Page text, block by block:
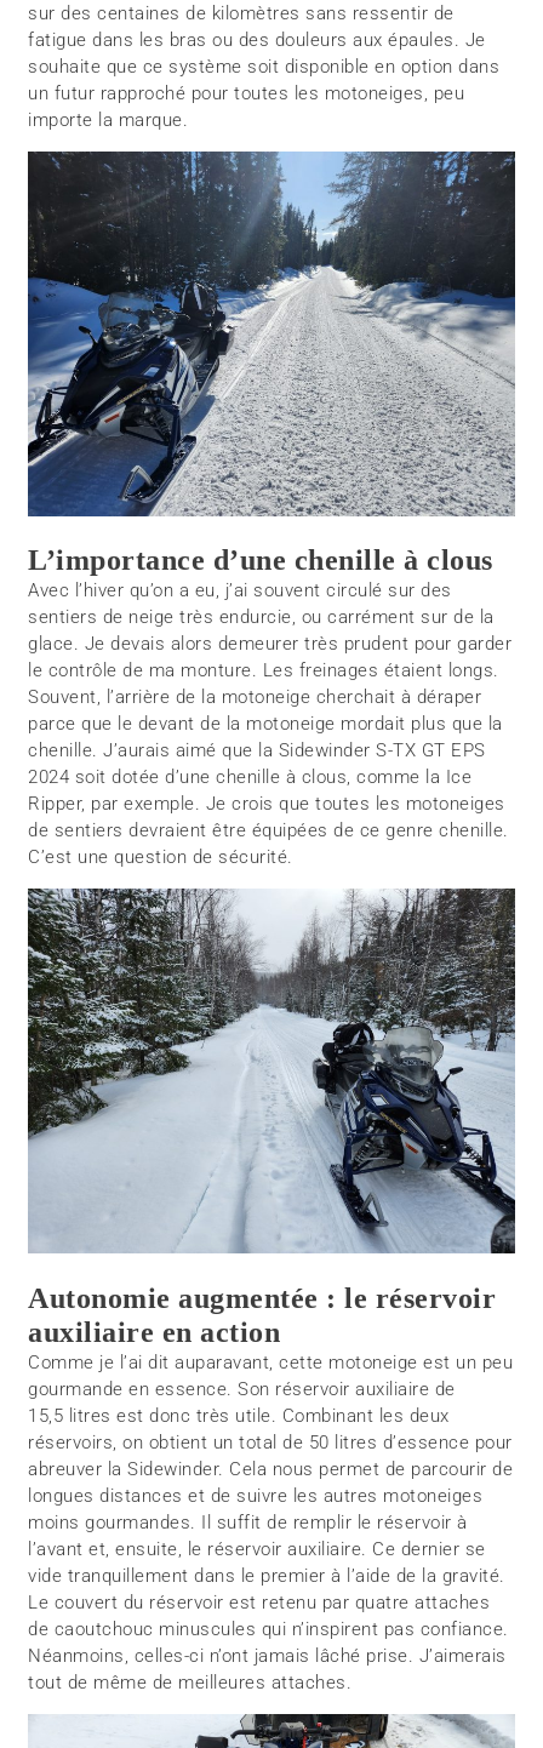
sur des centaines de kilomètres sans ressentir de
fatigue dans les bras ou des douleurs aux épaules. Je
souhaite que ce système soit disponible en option dans
un futur rapproché pour toutes les motoneiges, peu
importe la marque.
L’importance d’une chenille à clous
Avec l’hiver qu’on a eu, j’ai souvent circulé sur des
sentiers de neige très endurcie, ou carrément sur de la
glace. Je devais alors demeurer très prudent pour garder
le contrôle de ma monture. Les freinages étaient longs.
Souvent, l’arrière de la motoneige cherchait à déraper
parce que le devant de la motoneige mordait plus que la
chenille. J’aurais aimé que la Sidewinder S-TX GT EPS
2024 soit dotée d’une chenille à clous, comme la Ice
Ripper, par exemple. Je crois que toutes les motoneiges
de sentiers devraient être équipées de ce genre chenille.
C’est une question de sécurité.
Autonomie augmentée : le réservoir
auxiliaire en action
Comme je l’ai dit auparavant, cette motoneige est un peu
gourmande en essence. Son réservoir auxiliaire de
15,5 litres est donc très utile. Combinant les deux
réservoirs, on obtient un total de 50 litres d’essence pour
abreuver la Sidewinder. Cela nous permet de parcourir de
longues distances et de suivre les autres motoneiges
moins gourmandes. Il suffit de remplir le réservoir à
l’avant et, ensuite, le réservoir auxiliaire. Ce dernier se
vide tranquillement dans le premier à l’aide de la gravité.
Le couvert du réservoir est retenu par quatre attaches
de caoutchouc minuscules qui n’inspirent pas confiance.
Néanmoins, celles-ci n’ont jamais lâché prise. J’aimerais
tout de même de meilleures attaches.